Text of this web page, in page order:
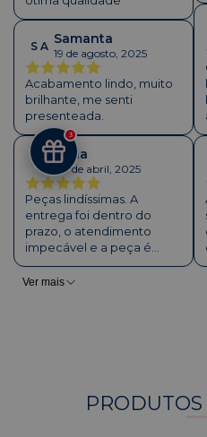
S A Samanta
19 de agosto, 2025
Acabamento lindo, muito
brilhante, me senti
presenteada.
C A Carla
04 de abril, 2025
Peças lindíssimas. A
entrega foi dentro do
prazo, o atendimento
impecável e a peça é
extremamente delicada.
Espero que seja durável
Ver mais
3